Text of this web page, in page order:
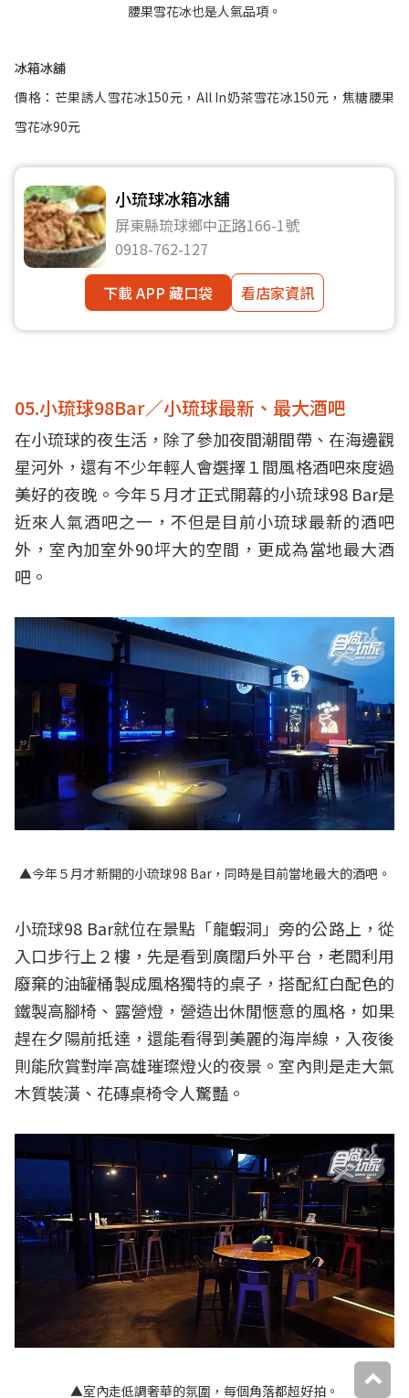
腰果雪花冰也是人氣品項。
冰箱冰舖
價格：芒果誘人雪花冰150元，All In奶茶雪花冰150元，焦糖腰果
雪花冰90元
小琉球冰箱冰舖
屏東縣琉球鄉中正路166-1號
0918-762-127
下載 APP 藏口袋
看店家資訊
05.小琉球98Bar／小琉球最新、最大酒吧
在小琉球的夜生活，除了參加夜間潮間帶、在海邊觀
星河外，還有不少年輕人會選擇１間風格酒吧來度過
美好的夜晚。今年５月才正式開幕的小琉球98 Bar是
近來人氣酒吧之一，不但是目前小琉球最新的酒吧
外，室內加室外90坪大的空間，更成為當地最大酒
吧。
▲今年５月才新開的小琉球98 Bar，同時是目前當地最大的酒吧。
小琉球98 Bar就位在景點「龍蝦洞」旁的公路上，從
入口步行上２樓，先是看到廣闊戶外平台，老闆利用
廢棄的油罐桶製成風格獨特的桌子，搭配紅白配色的
鐵製高腳椅、露營燈，營造出休閒愜意的風格，如果
趕在夕陽前抵達，還能看得到美麗的海岸線，入夜後
則能欣賞對岸高雄璀璨燈火的夜景。室內則是走大氣
木質裝潢、花磚桌椅令人驚豔。
▲室內走低調奢華的氛圍，每個角落都超好拍。